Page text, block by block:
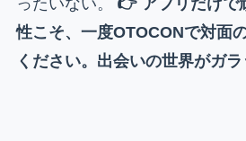
性こそ、一度OTOCONで対面
ください。出会いの世界がガラ